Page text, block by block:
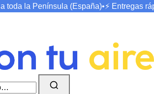
a toda la Península (España)•⚡ Entregas